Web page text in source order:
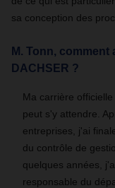
sa conception des
M. Tonn,
DACHSER ?
Ma carrière
peut s'y attendre.
entreprises, j'ai
du contrôle de
quelques années,
responsable du